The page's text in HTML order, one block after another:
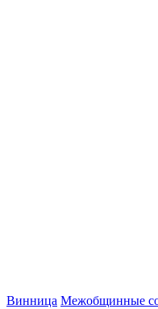
Винница Межобщинные